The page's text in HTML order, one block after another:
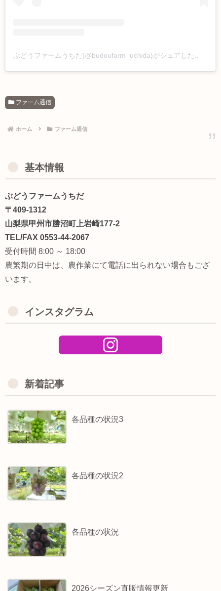
ぶどうファームうちだ(@budoufarm_uchida)がシェアした投稿
ファーム通信
ホーム ファーム通信
基本情報
ぶどうファームうちだ
〒409-1312
山梨県甲州市勝沼町上岩崎177-2
TEL/FAX 0553-44-2067
受付時間 8:00 ～ 18:00
農繁期の日中は、農作業にて電話に出られない場合もござ
います。
インスタグラム
新着記事
各品種の状況3
各品種の状況2
各品種の状況
2026シーズン直販情報更新